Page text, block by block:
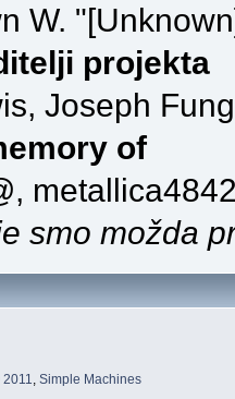
W.
projekta
Joseph
of
smo možda
Simple Machines